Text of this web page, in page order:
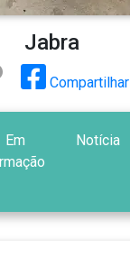
Jabra
Compartilhar
Em
Notícia